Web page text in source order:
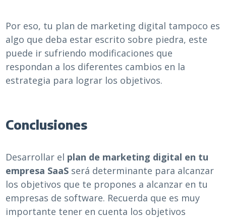
Por eso, tu plan de marketing digital tampoco es
algo que deba estar escrito sobre piedra, este
puede ir sufriendo modificaciones que
respondan a los diferentes cambios en la
estrategia para lograr los objetivos.
Conclusiones
Desarrollar el plan de marketing digital en tu
empresa SaaS será determinante para alcanzar
los objetivos que te propones a alcanzar en tu
empresas de software. Recuerda que es muy
importante tener en cuenta los objetivos